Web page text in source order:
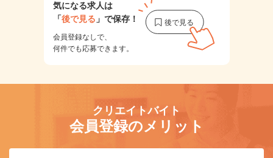
気になる求人は
「後で見る 」で保存！
会員登録なしで、
何件でも応募できます。
クリエイトバイト
会員登録のメリット